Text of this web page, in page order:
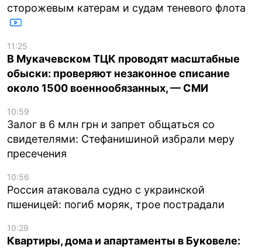
сторожевым катерам и судам теневого флота
11:25
В Мукачевском ТЦК проводят масштабные
обыски: проверяют незаконное списание
около 1500 военнообязанных, — СМИ
10:59
Залог в 6 млн грн и запрет общаться со
свидетелями: Стефанишиной избрали меру
пресечения
10:56
Россия атаковала судно с украинской
пшеницей: погиб моряк, трое пострадали
10:29
Квартиры, дома и апартаменты в Буковеле: